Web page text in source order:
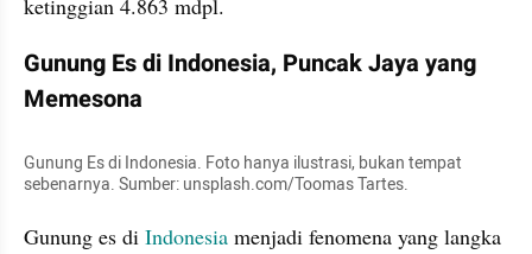
ketinggian 4.863 mdpl.
Gunung Es di Indonesia, Puncak Jaya yang
Memesona
Gunung Es di Indonesia. Foto hanya ilustrasi, bukan tempat
sebenarnya. Sumber: unsplash.com/Toomas Tartes.
Gunung es di Indonesia menjadi fenomena yang langka